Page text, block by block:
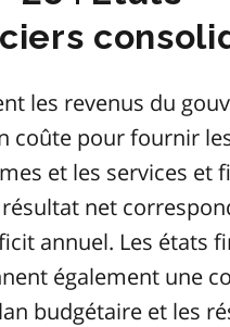
les revenus du
coûte pour fournir
et les services et
net
annuel. Les états
également une
budgétaire et les